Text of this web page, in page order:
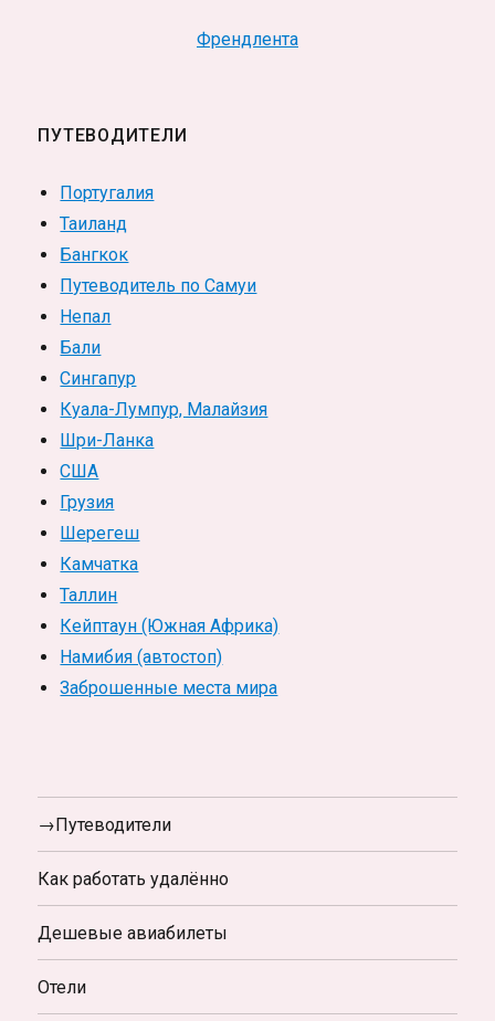
Френдлента
ПУТЕВОДИТЕЛИ
Португалия
Таиланд
Бангкок
Путеводитель по Самуи
Непал
Бали
Сингапур
Куала-Лумпур, Малайзия
Шри-Ланка
США
Грузия
Шерегеш
Камчатка
Таллин
Кейптаун (Южная Африка)
Намибия (автостоп)
Заброшенные места мира
→Путеводители
Как работать удалённо
Дешевые авиабилеты
Отели